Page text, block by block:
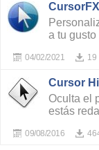
CursorFX
a tu gusto
19
04/02/2021
Cursor
Oculta el
estás
09/08/2016